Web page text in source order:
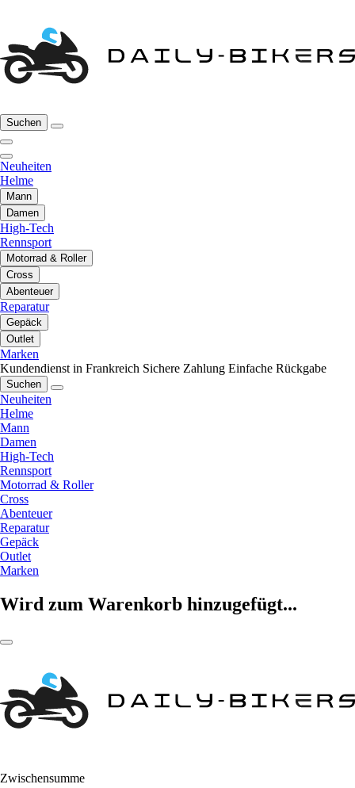
Suchen
Neuheiten
Helme
Mann
Damen
High-Tech
Rennsport
Motorrad & Roller
Cross
Abenteuer
Reparatur
Gepäck
Outlet
Marken
Kundendienst in Frankreich Sichere Zahlung Einfache Rückgabe
Suchen
Neuheiten
Helme
Mann
Damen
High-Tech
Rennsport
Motorrad & Roller
Cross
Abenteuer
Reparatur
Gepäck
Outlet
Marken
Wird zum Warenkorb hinzugefügt...
Zwischensumme